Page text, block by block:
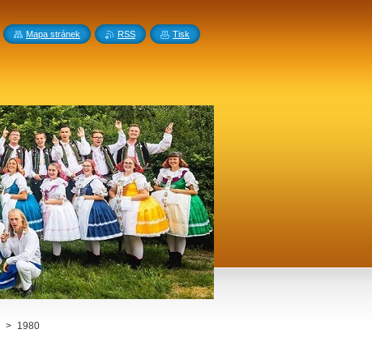
> 1980
Mapa stránek RSS Tisk